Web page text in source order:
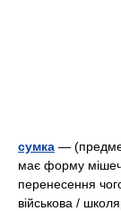
сумка —
має форму
перенесення
військова /